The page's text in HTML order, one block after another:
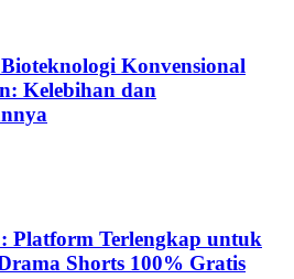
Konvensional
Kelebihan dan
Platform Terlengkap untuk
Shorts 100% Gratis